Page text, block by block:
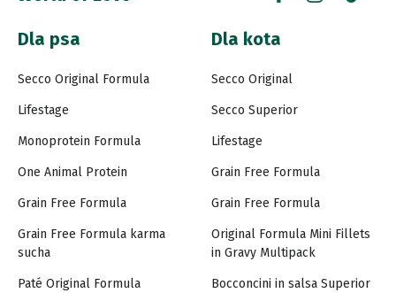
Dla psa
Secco Original Formula
Lifestage
Monoprotein Formula
One Animal Protein
Grain Free Formula
Grain Free Formula karma
sucha
Paté Original Formula
Dla kota
Secco Original
Secco Superior
Lifestage
Grain Free Formula
Grain Free Formula
Original Formula Mini Fillets
in Gravy Multipack
Bocconcini in salsa Superior